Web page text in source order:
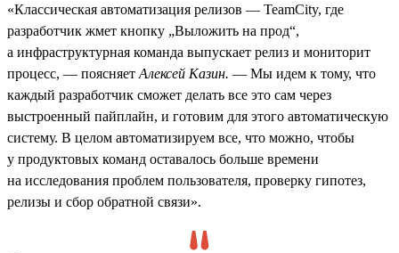
«Классическая автоматизация релизов — TeamCity, где
разработчик жмет кнопку „Выложить на прод“,
а инфраструктурная команда выпускает релиз и мониторит
процесс, — поясняет Алексей Казин. — Мы идем к тому, что
каждый разработчик сможет делать все это сам через
выстроенный пайплайн, и готовим для этого автоматическую
систему. В целом автоматизируем все, что можно, чтобы
у продуктовых команд оставалось больше времени
на исследования проблем пользователя, проверку гипотез,
релизы и сбор обратной связи».